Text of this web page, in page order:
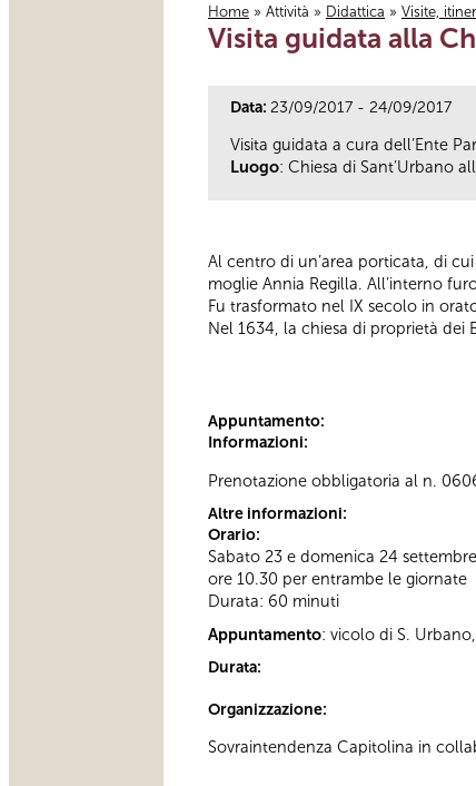
Tu sei qui
Home » Attività » Didattica » Visite,
Visita guidata alla
Data: 23/09/2017 - 24/09/2017
Visita guidata a cura dell’Ente
Luogo: Chiesa di Sant’Urbano
Al centro di un’area porticata, di
moglie Annia Regilla. All’interno
Fu trasformato nel IX secolo in
Nel 1634, la chiesa di proprietà dei
Appuntamento:
Informazioni:
Prenotazione obbligatoria al n.
Altre informazioni:
Orario:
Sabato 23 e domenica 24
ore 10.30 per entrambe le giornate
Durata: 60 minuti
Appuntamento: vicolo di S.
Durata:
Organizzazione:
Sovraintendenza Capitolina in